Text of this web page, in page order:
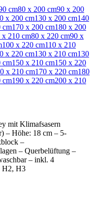
cm80 x 200 cm90 x 200
x 200 cm130 x 200 cm140
cm170 x 200 cm180 x 200
x 210 cm80 x 220 cm90 x
100 x 220 cm110 x 210
x 220 cm130 x 210 cm130
cm150 x 210 cm150 x 220
x 210 cm170 x 220 cm180
cm190 x 220 cm200 x 210
mit Klimafsasern
– Höhe: 18 cm – 5-
–
– Querbelüftung –
– inkl. 4
H2, H3